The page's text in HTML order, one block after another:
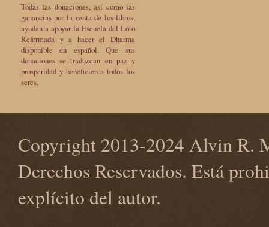
Todas las donaciones, así como las
ganancias por la venta de los libros,
ayudan a apoyar la Escuela del Loto
Reformada y a hacer el Dharma
disponible en español. Que sus
donaciones se traduzcan en paz y
prosperidad y beneficien a todos los
seres.
Copyright 2013-2024 Alvin R.
Derechos Reservados. Está
explícito del autor.